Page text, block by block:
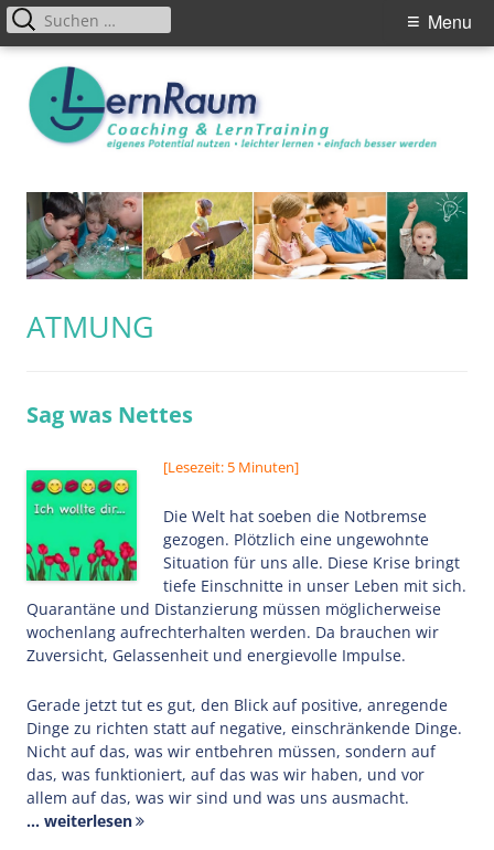
content
Primary
Menu
Menu
Suchen
nach:
SCHLAGWORT:
ATMUNG
Sag was Nettes
[Lesezeit: 5 Minuten]
Die Welt hat soeben die Notbremse
gezogen. Plötzlich eine ungewohnte
Situation für uns alle. Diese Krise bringt
tiefe Einschnitte in unser Leben mit sich.
Quarantäne und Distanzierung müssen möglicherweise
wochenlang aufrechterhalten werden. Da brauchen wir
Zuversicht, Gelassenheit und energievolle Impulse.
Gerade jetzt tut es gut, den Blick auf positive, anregende
Dinge zu richten statt auf negative, einschränkende Dinge.
Nicht auf das, was wir entbehren müssen, sondern auf
das, was funktioniert, auf das was wir haben, und vor
allem auf das, was wir sind und was uns ausmacht.
... weiterlesen